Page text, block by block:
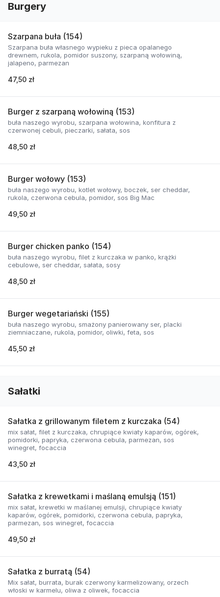
Burgery
Szarpana buła (154)
Szarpana buła własnego wypieku z pieca opalanego
drewnem, rukola, pomidor suszony, szarpaną wołowiną,
jalapeno, parmezan
47,50 zł
Burger z szarpaną wołowiną (153)
buła naszego wyrobu, szarpana wołowina, konfitura z
czerwonej cebuli, pieczarki, sałata, sos
48,50 zł
Burger wołowy (153)
buła naszego wyrobu, kotlet wołowy, boczek, ser cheddar,
rukola, czerwona cebula, pomidor, sos Big Mac
49,50 zł
Burger chicken panko (154)
buła naszego wyrobu, filet z kurczaka w panko, krążki
cebulowe, ser cheddar, sałata, sosy
48,50 zł
Burger wegetariański (155)
buła naszego wyrobu, smażony panierowany ser, placki
ziemniaczane, rukola, pomidor, oliwki, feta, sos
45,50 zł
Sałatki
Sałatka z grillowanym filetem z kurczaka (54)
mix sałat, filet z kurczaka, chrupiące kwiaty kaparów, ogórek,
pomidorki, papryka, czerwona cebula, parmezan, sos
winegret, focaccia
43,50 zł
Sałatka z krewetkami i maślaną emulsją (151)
mix sałat, krewetki w maślanej emulsji, chrupiące kwiaty
kaparów, ogórek, pomidorki, czerwona cebula, papryka,
parmezan, sos winegret, focaccia
49,50 zł
Sałatka z burratą (54)
Mix sałat, burrata, burak czerwony karmelizowany, orzech
włoski w karmelu, oliwa z oliwek, focaccia